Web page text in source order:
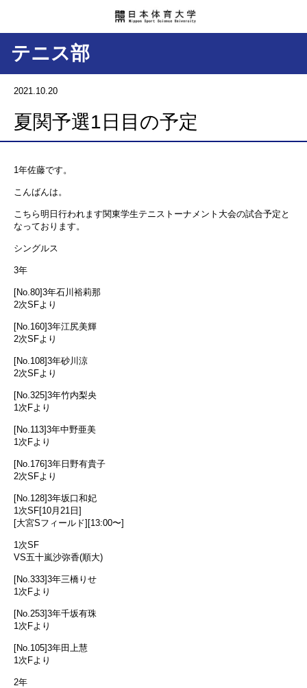
テニス部
2021.10.20
夏関予選1日目の予定
1年佐藤です。
こんばんは。
こちら明日行われます関東学生テニストーナメント大会の試合予定と
なっております。
シングルス
3年
[No.80]3年石川裕莉那
2次SFより
[No.160]3年江尻美輝
2次SFより
[No.108]3年砂川涼
2次SFより
[No.325]3年竹内梨央
1次Fより
[No.113]3年中野亜美
1次Fより
[No.176]3年日野有貴子
2次SFより
[No.128]3年坂口和妃
1次SF[10月21日]
[大宮Sフィールド][13:00〜]
1次SF
VS五十嵐沙弥香(順大)
[No.333]3年三橋りせ
1次Fより
[No.253]3年千坂有珠
1次Fより
[No.105]3年田上慧
1次Fより
2年